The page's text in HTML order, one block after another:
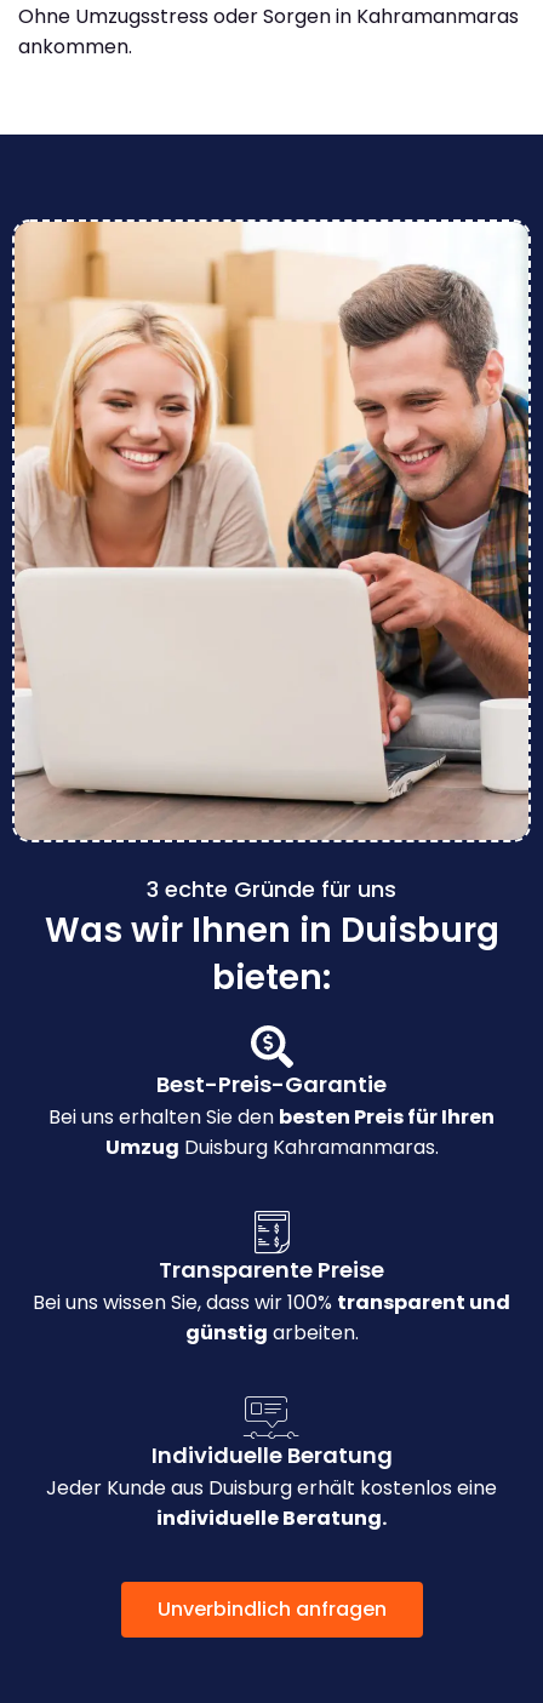
Ohne Umzugsstress oder Sorgen in Kahramanmaras
ankommen.
3 echte Gründe für uns
Was wir Ihnen in Duisburg
bieten:
Best-Preis-Garantie
Bei uns erhalten Sie den besten Preis für Ihren
Umzug Duisburg Kahramanmaras.
Transparente Preise
Bei uns wissen Sie, dass wir 100% transparent und
günstig arbeiten.
Individuelle Beratung
Jeder Kunde aus Duisburg erhält kostenlos eine
individuelle Beratung.
Unverbindlich anfragen